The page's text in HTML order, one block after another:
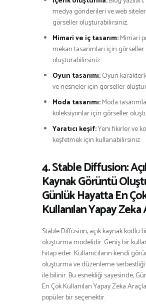
medya gönderileri ve web
görseller oluşturabilirsiniz.
Mimari ve iç tasarım:Mimari
mekan tasarımları için görseller
oluşturabilirsiniz.
Oyun tasarımı:Oyun
ve nesneler için görseller
Moda tasarımı:Moda
koleksiyonlar için görseller
Yaratıcı keşif:Yeni fikirler ve
keşfetmek için kullanabilirsiniz.
4. Stable Diffusion:
Kaynak Görüntü
Günlük Hayatta En
Kullanılan Yapay Zeka
Stable Diffusion, açık kaynak kodlu
oluşturma modelidir. Geniş bir
hitap eder. Kullanıcıların kendi
oluşturma ve düzenleme serbestliği
ile bilinir. Bu esnekliği sayesinde,
En Çok Kullanılan Yapay Zeka
popüler bir seçenektir.